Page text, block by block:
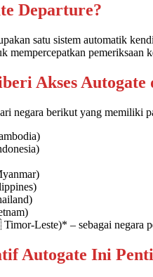
Departure?
satu sistem automatik
mempercepatkan pemeriksaan
Akses
negara berikut yang memiliki
Leste)* – sebagai negara
Autogate Ini